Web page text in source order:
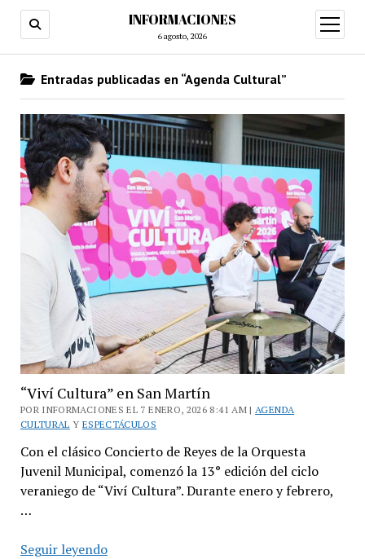
INFORMACIONES
6 agosto, 2026
abrir
menú
Entradas publicadas en “Agenda Cultural”
“Viví Cultura” en San Martín
POR INFORMACIONES EL 7 ENERO, 2026 8:41 AM | AGENDA
CULTURAL Y ESPECTÁCULOS
Con el clásico Concierto de Reyes de la Orquesta
Juvenil Municipal, comenzó la 13° edición del ciclo
veraniego de “Viví Cultura”. Durante enero y febrero,
…
Seguir leyendo“Viví